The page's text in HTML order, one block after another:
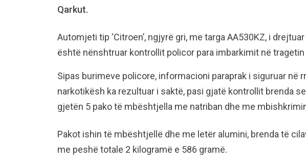
Qarkut.
Automjeti tip ‘Citroen’, ngjyrë gri, me targa AA530KZ, i
është nënshtruar kontrollit policor para imbarkimit në
Sipas burimeve policore, informacioni paraprak i siguruar në
narkotikësh ka rezultuar i saktë, pasi gjatë kontrollit brenda
gjetën 5 pako të mbështjella me natriban dhe me
Pakot ishin të mbështjellë dhe me letër alumini, brenda të
me peshë totale 2 kilogramë e 586 gramë.